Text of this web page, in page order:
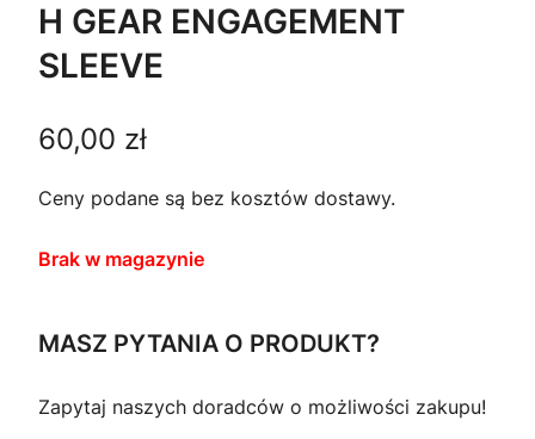
H GEAR ENGAGEMENT
SLEEVE
60,00 zł
Ceny podane są bez kosztów dostawy.
Brak w magazynie
MASZ PYTANIA O PRODUKT?
Zapytaj naszych doradców o możliwości zakupu!